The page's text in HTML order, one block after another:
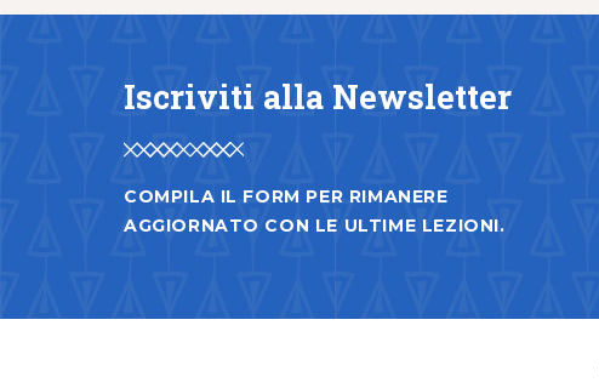
Iscriviti alla Newsletter
COMPILA IL FORM PER RIMANERE
AGGIORNATO CON LE ULTIME LEZIONI.